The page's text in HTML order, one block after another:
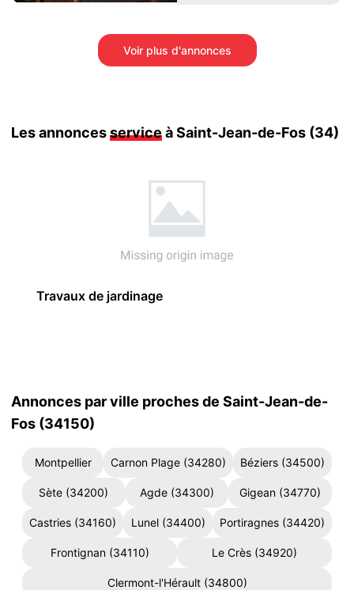
Voir plus d'annonces
Les annoncesserviceà Saint-Jean-de-Fos (34)
Travaux de jardinage
Annonces par ville proches de Saint-Jean-de-
Fos (34150)
Montpellier Carnon Plage (34280) Béziers (34500)
Sète (34200) Agde (34300) Gigean (34770)
Castries (34160) Lunel (34400) Portiragnes (34420)
Frontignan (34110) Le Crès (34920)
Clermont-l'Hérault (34800)